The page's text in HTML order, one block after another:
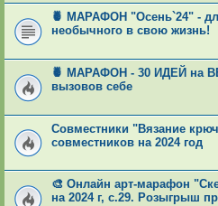
🍍 МАРАФОН "Осень`24" -
необычного в свою жизнь!
🍍 МАРАФОН - 30 ИДЕЙ на
вызовов себе
Совместники "Вязание
совместников на 2024 год
🎨 Онлайн арт-марафон
на 2024 г, с.29. Розыгрыш